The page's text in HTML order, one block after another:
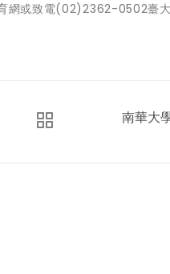
網或致電(02)2362-0502臺大
南華大